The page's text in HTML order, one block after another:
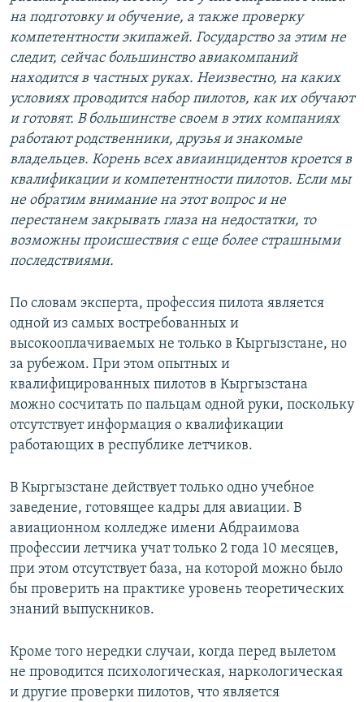
на подготовку и обучение, а также проверку
компетентности экипажей. Государство за этим не
следит, сейчас большинство авиакомпаний
находится в частных руках. Неизвестно, на каких
условиях проводится набор пилотов, как их обучают
и готовят. В большинстве своем в этих компаниях
работают родственники, друзья и знакомые
владельцев. Корень всех авиаинцидентов кроется в
квалификации и компетентности пилотов. Если мы
не обратим внимание на этот вопрос и не
перестанем закрывать глаза на недостатки, то
возможны происшествия с еще более страшными
последствиями.
По словам эксперта, профессия пилота является
одной из самых востребованных и
высокооплачиваемых не только в Кыргызстане, но
за рубежом. При этом опытных и
квалифицированных пилотов в Кыргызстана
можно сосчитать по пальцам одной руки, поскольку
отсутствует информация о квалификации
работающих в республике летчиков.
В Кыргызстане действует только одно учебное
заведение, готовящее кадры для авиации. В
авиационном колледже имени Абдраимова
профессии летчика учат только 2 года 10 месяцев,
при этом отсутствует база, на которой можно было
бы проверить на практике уровень теоретических
знаний выпускников.
Кроме того нередки случаи, когда перед вылетом
не проводится психологическая, наркологическая
и другие проверки пилотов, что является